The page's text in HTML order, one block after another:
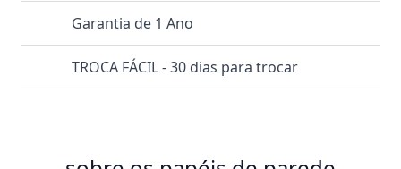
Garantia de 1 Ano
TROCA FÁCIL - 30 dias para trocar